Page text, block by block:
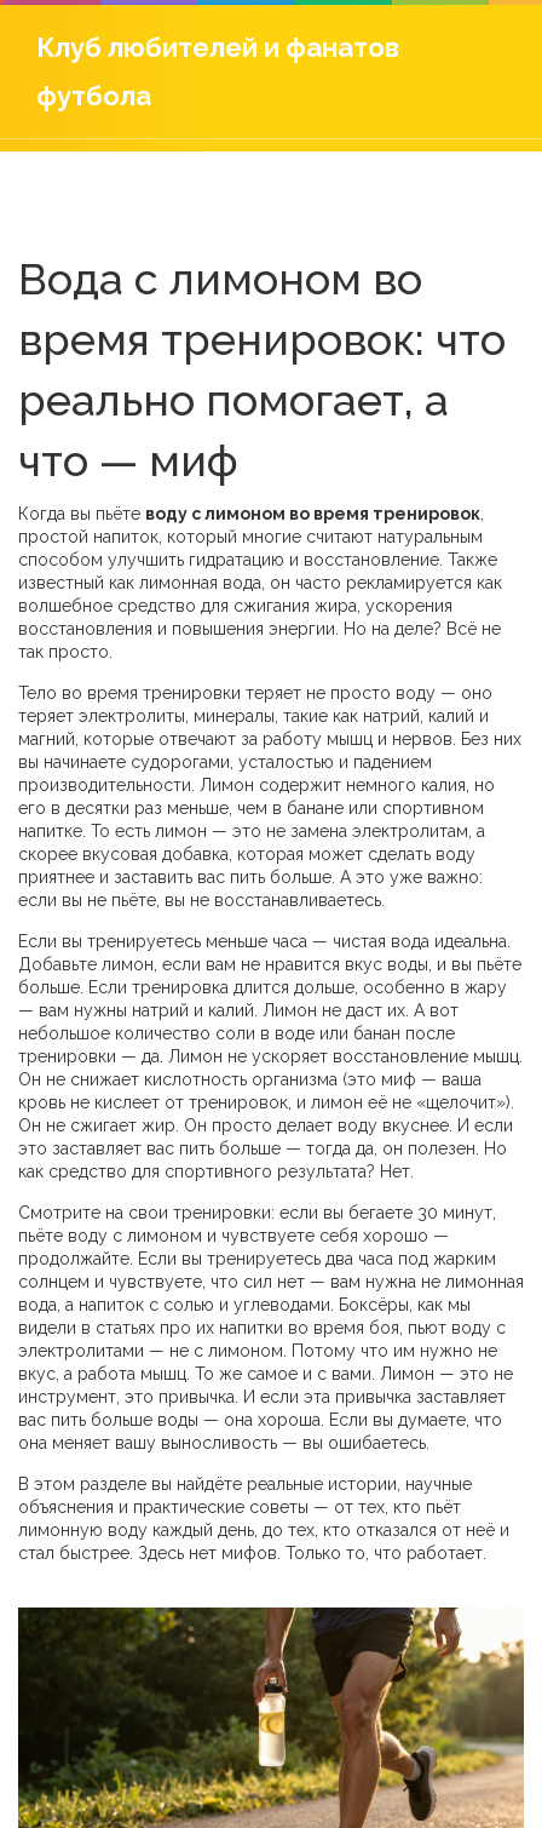
Клуб любителей и фанатов
футбола
Вода с лимоном во
время тренировок: что
реально помогает, а
что — миф
Когда вы пьёте воду с лимоном во время тренировок
простой напиток, который многие считают натуральным
способом улучшить гидратацию и восстановление . Также
известный как лимонная вода , он часто рекламируется как
волшебное средство для сжигания жира, ускорения
восстановления и повышения энергии. Но на деле? Всё не
так просто.
Тело во время тренировки теряет не просто воду — оно
теряет электролиты минералы, такие как натрий, калий и
магний, которые отвечают за работу мышц и нервов . Без них
вы начинаете судорогами, усталостью и падением
производительности. Лимон содержит немного калия, но
его в десятки раз меньше, чем в банане или спортивном
напитке. То есть лимон — это не замена электролитам, а
скорее вкусовая добавка, которая может сделать воду
приятнее и заставить вас пить больше. А это уже важно:
если вы не пьёте, вы не восстанавливаетесь.
Если вы тренируетесь меньше часа — чистая вода идеальна.
Добавьте лимон, если вам не нравится вкус воды, и вы пьёте
больше. Если тренировка длится дольше, особенно в жару
— вам нужны натрий и калий. Лимон не даст их. А вот
небольшое количество соли в воде или банан после
тренировки — да. Лимон не ускоряет восстановление мышц.
Он не снижает кислотность организма (это миф — ваша
кровь не кислеет от тренировок, и лимон её не «щелочит»).
Он не сжигает жир. Он просто делает воду вкуснее. И если
это заставляет вас пить больше — тогда да, он полезен. Но
как средство для спортивного результата? Нет.
Смотрите на свои тренировки: если вы бегаете 30 минут,
пьёте воду с лимоном и чувствуете себя хорошо —
продолжайте. Если вы тренируетесь два часа под жарким
солнцем и чувствуете, что сил нет — вам нужна не лимонная
вода, а напиток с солью и углеводами. Боксёры, как мы
видели в статьях про их напитки во время боя, пьют воду с
электролитами — не с лимоном. Потому что им нужно не
вкус, а работа мышц. То же самое и с вами. Лимон — это не
инструмент, это привычка. И если эта привычка заставляет
вас пить больше воды — она хороша. Если вы думаете, что
она меняет вашу выносливость — вы ошибаетесь.
В этом разделе вы найдёте реальные истории, научные
объяснения и практические советы — от тех, кто пьёт
лимонную воду каждый день, до тех, кто отказался от неё и
стал быстрее. Здесь нет мифов. Только то, что работает.